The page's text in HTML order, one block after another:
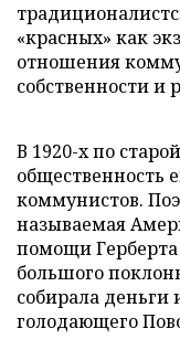
«красных» как
отношения
собственности и
В 1920-х по
общественность
коммунистов.
называемая
помощи Герберта
большого
собирала деньги
голодающего